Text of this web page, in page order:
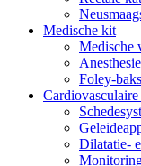
Medische kit
Medische
Foley-
Dilatatie-